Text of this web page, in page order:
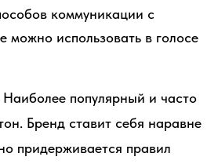
коммуникации с
можно использовать в голосе
популярный и часто
Бренд ставит себя наравне
придерживается правил